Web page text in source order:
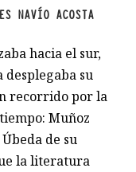
NAVÍO ACOSTA
hacia el sur,
desplegaba su
recorrido por la
Muñoz
de su
la literatura